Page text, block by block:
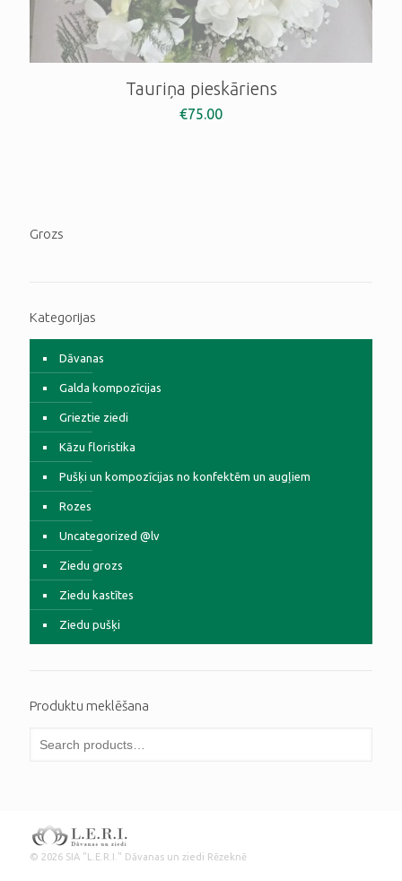
Tauriņa pieskāriens
€75.00
Grozs
Kategorijas
Dāvanas
Galda kompozīcijas
Grieztie ziedi
Kāzu floristika
Pušķi un kompozīcijas no konfektēm un augļiem
Rozes
Uncategorized @lv
Ziedu grozs
Ziedu kastītes
Ziedu pušķi
Produktu meklēšana
© 2026 SIA "L.E.R.I." Dāvanas un ziedi Rēzeknē